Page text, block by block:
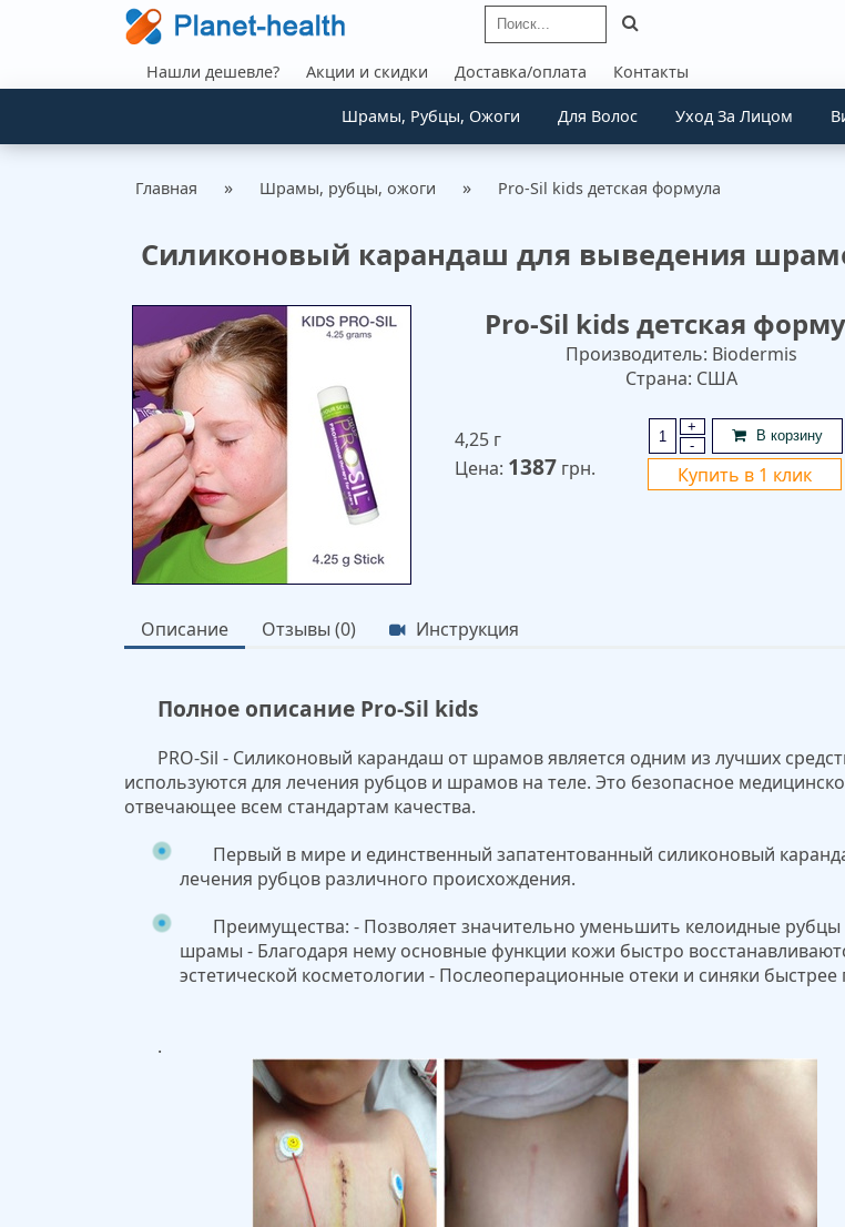
Нашли дешевле? Акции и скидки Доставка/оплата Контакты
Шрамы, Рубцы, Ожоги Для Волос Уход За Лицом
Главная » Шрамы, рубцы, ожоги » Pro-Sil kids детская формула
Силиконовый карандаш для выведения
Pro-Sil kids детская
Производитель: Biodermis
Страна: США
4,25 г
Цена: 1387грн.
-
+
В корзину
Купить в 1 клик
Описание Отзывы (0) Инструкция
Полное описание Pro-Sil kids
PRO-Sil - Силиконовый карандаш от шрамов является одним из лучших
используются для лечения рубцов и шрамов на теле. Это безопасное
отвечающее всем стандартам качества.
Первый в мире и единственный запатентованный силиконовый
лечения рубцов различного происхождения.
Преимущества: - Позволяет значительно уменьшить келоидные рубцы
шрамы - Благодаря нему основные функции кожи быстро
эстетической косметологии - Послеоперационные отеки и синяки быстрее
.